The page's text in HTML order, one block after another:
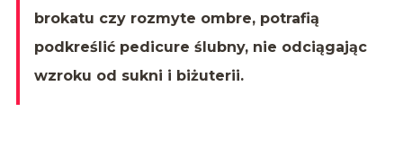
brokatu czy rozmyte ombre, potrafią
podkreślić pedicure ślubny, nie odciągając
wzroku od sukni i biżuterii.